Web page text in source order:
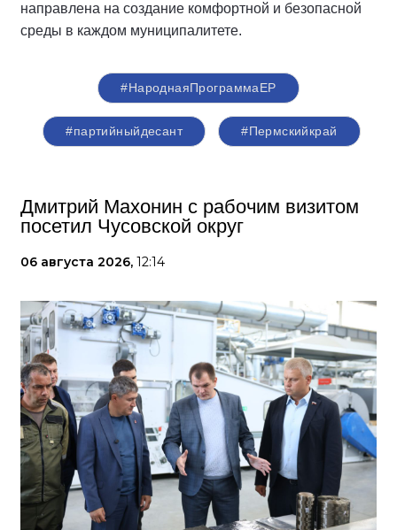
направлена на создание комфортной и безопасной
среды в каждом муниципалитете.
#НароднаяПрограммаЕР
#партийныйдесант #Пермскийкрай
Дмитрий Махонин с рабочим визитом
посетил Чусовской округ
06 августа 2026, 12:14